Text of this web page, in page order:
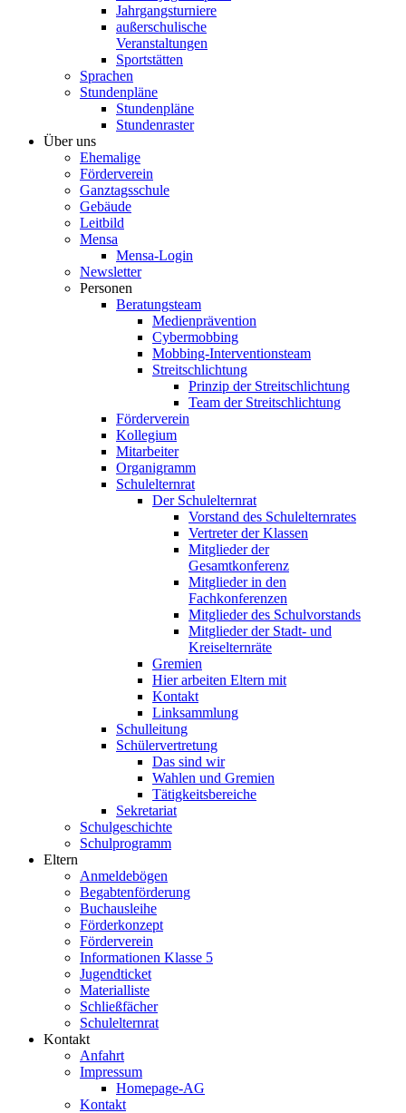
Jahrgangsturniere
außerschulische
Veranstaltungen
Sportstätten
Sprachen
Stundenpläne
Stundenpläne
Stundenraster
Über uns
Ehemalige
Förderverein
Ganztagsschule
Gebäude
Leitbild
Mensa
Mensa-Login
Newsletter
Personen
Beratungsteam
Medienprävention
Cybermobbing
Mobbing-Interventionsteam
Streitschlichtung
Prinzip der Streitschlichtung
Team der Streitschlichtung
Förderverein
Kollegium
Mitarbeiter
Organigramm
Schulelternrat
Der Schulelternrat
Vorstand des Schulelternrates
Vertreter der Klassen
Mitglieder der
Gesamtkonferenz
Mitglieder in den
Fachkonferenzen
Mitglieder des Schulvorstands
Mitglieder der Stadt- und
Kreiselternräte
Gremien
Hier arbeiten Eltern mit
Kontakt
Linksammlung
Schulleitung
Schülervertretung
Das sind wir
Wahlen und Gremien
Tätigkeitsbereiche
Sekretariat
Schulgeschichte
Schulprogramm
Eltern
Anmeldebögen
Begabtenförderung
Buchausleihe
Förderkonzept
Förderverein
Informationen Klasse 5
Jugendticket
Materialliste
Schließfächer
Schulelternrat
Kontakt
Anfahrt
Impressum
Homepage-AG
Kontakt